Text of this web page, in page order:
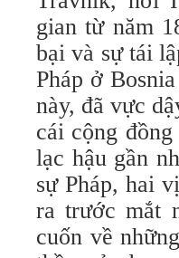
gian từ năm
bại và sự tái
Pháp ở
này, đã vực
cái cộng
lạc hậu gần
sự Pháp, hai
ra trước mắt
cuốn về